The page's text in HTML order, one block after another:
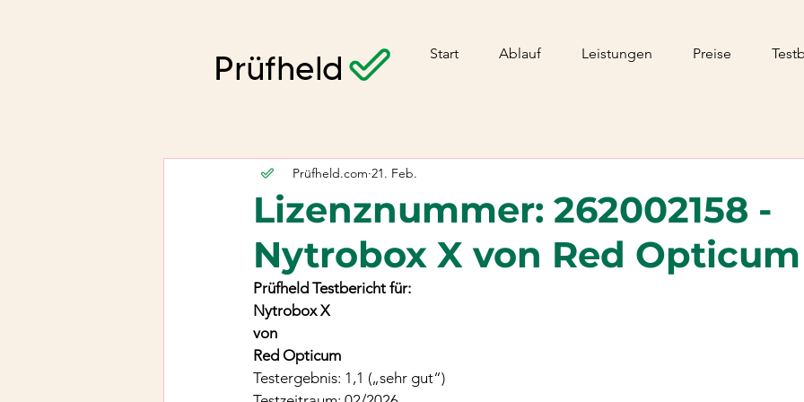
Start Ablauf Leistungen Preise
Lizenznummer: 262002158 -
Nytrobox X von Red Opticum
Prüfheld.com 21. Feb.
Prüfheld Testbericht für:
Nytrobox X
von
Red Opticum
Testergebnis: 1,1 („sehr gut“)